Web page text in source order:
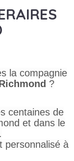
la compagnie
?
centaines de
et dans le
personnalisé à